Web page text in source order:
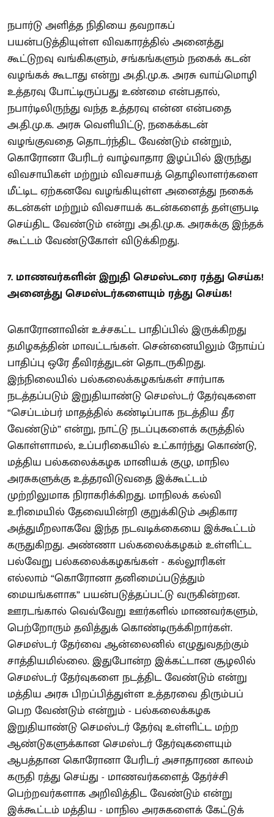
நபார்டு அளித்த நிதியை தவறாகப்
பயன்படுத்தியுள்ள விவகாரத்தில் அனைத்து
கூட்டுறவு வங்கிகளும், சங்கங்களும் நகைக் கடன்
வழங்கக் கூடாது என்று அ.தி.மு.க. அரசு வாய்மொழி
உத்தரவு போட்டிருப்பது உண்மை என்பதால்,
நபார்டிலிருந்து வந்த உத்தரவு என்ன என்பதை
அ.தி.மு.க. அரசு வெளியிட்டு, நகைக்கடன்
வழங்குவதை தொடர்ந்திட வேண்டும் என்றும்,
கொரோனா பேரிடர் வாழ்வாதார இழப்பில் இருந்து
விவசாயிகள் மற்றும் விவசாயத் தொழிலாளர்களை
மீட்டிட ஏற்கனவே வழங்கியுள்ள அனைத்து நகைக்
கடன்கள் மற்றும் விவசாயக் கடன்களைத் தள்ளுபடி
செய்திட வேண்டும் என்று அ.தி.மு.க. அரசுக்கு இந்தக்
கூட்டம் வேண்டுகோள் விடுக்கிறது.
7. மாணவர்களின் இறுதி செமஸ்டரை ரத்து செய்க!
அனைத்து செமஸ்டர்களையும் ரத்து செய்க!
கொரோனாவின் உச்சகட்ட பாதிப்பில் இருக்கிறது
தமிழகத்தின் மாவட்டங்கள். சென்னையிலும் நோய்ப்
பாதிப்பு ஒரே தீவிரத்துடன் தொடருகிறது.
இந்நிலையில் பல்கலைக்கழகங்கள் சார்பாக
நடத்தப்படும் இறுதியாண்டு செமஸ்டர் தேர்வுகளை
“செப்டம்பர் மாதத்தில் கண்டிப்பாக நடத்திய தீர
வேண்டும்” என்று, நாட்டு நடப்புகளைக் கருத்தில்
கொள்ளாமல், உப்பரிகையில் உட்கார்ந்து கொண்டு,
மத்திய பல்கலைக்கழக மானியக் குழு, மாநில
அரசுகளுக்கு உத்தரவிடுவதை இக்கூட்டம்
முற்றிலுமாக நிராகரிக்கிறது. மாநிலக் கல்வி
உரிமையில் தேவையின்றி குறுக்கிடும் அதிகார
அத்துமீறலாகவே இந்த நடவடிக்கையை இக்கூட்டம்
கருதுகிறது. அண்ணா பல்கலைக்கழகம் உள்ளிட்ட
பல்வேறு பல்கலைக்கழகங்கள் - கல்லூரிகள்
எல்லாம் “கொரோனா தனிமைப்படுத்தும்
மையங்களாக” பயன்படுத்தப்பட்டு வருகின்றன.
ஊரடங்கால் வெவ்வேறு ஊர்களில் மாணவர்களும்,
பெற்றோரும் தவித்துக் கொண்டிருக்கிறார்கள்.
செமஸ்டர் தேர்வை ஆன்லைனில் எழுதுவதற்கும்
சாத்தியமில்லை. இதுபோன்ற இக்கட்டான சூழலில்
செமஸ்டர் தேர்வுகளை நடத்திட வேண்டும் என்று
மத்திய அரசு பிறப்பித்துள்ள உத்தரவை திரும்பப்
பெற வேண்டும் என்றும் - பல்கலைக்கழக
இறுதியாண்டு செமஸ்டர் தேர்வு உள்ளிட்ட மற்ற
ஆண்டுகளுக்கான செமஸ்டர் தேர்வுகளையும்
ஆபத்தான கொரோனா பேரிடர் அசாதாரண காலம்
கருதி ரத்து செய்து - மாணவர்களைத் தேர்ச்சி
பெற்றவர்களாக அறிவித்திட வேண்டும் என்று
இக்கூட்டம் மத்திய - மாநில அரசுகளைக் கேட்டுக்